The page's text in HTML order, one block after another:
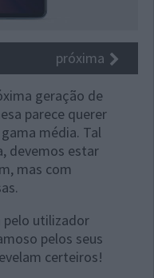
próxima
geração de
parece querer
média. Tal
devemos estar
mas com
utilizador
pelos seus
certeiros!